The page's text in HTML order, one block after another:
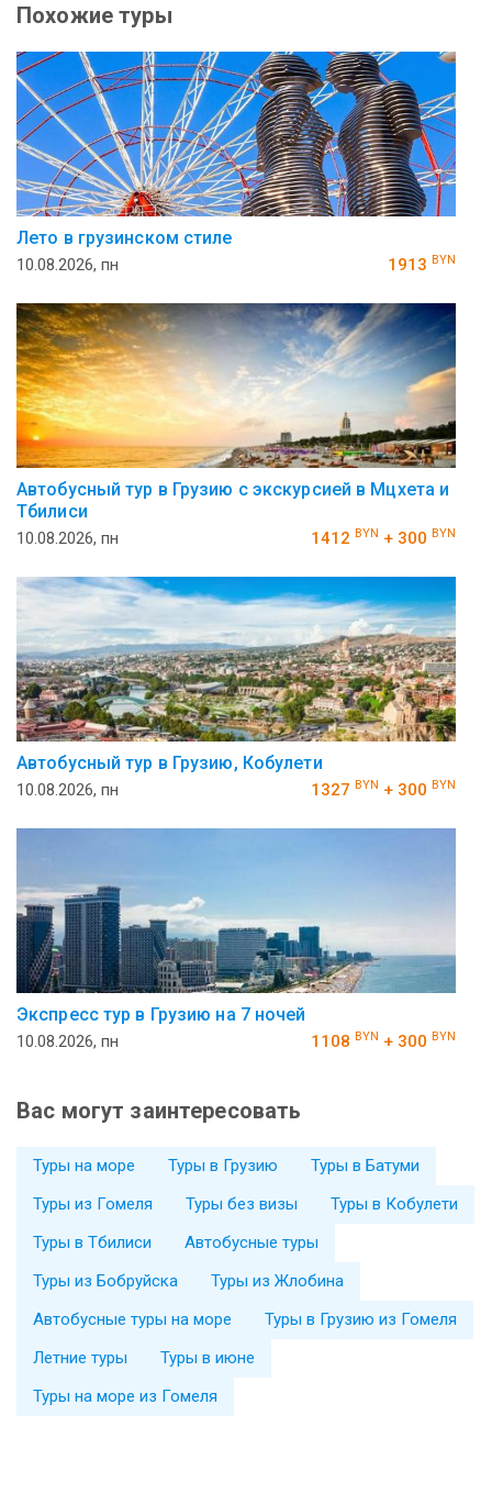
Похожие туры
Лето в грузинском стиле
10.08.2026, пн 1913 BYN
Автобусный тур в Грузию с экскурсией в Мцхета и
Тбилиси
10.08.2026, пн 1412 BYN + 300 BYN
Автобусный тур в Грузию, Кобулети
10.08.2026, пн 1327 BYN + 300 BYN
Экспресс тур в Грузию на 7 ночей
10.08.2026, пн 1108 BYN + 300 BYN
Вас могут заинтересовать
Туры на море Туры в Грузию
Туры в Батуми
Туры из Гомеля
Туры без визы
Туры в Кобулети
Туры в Тбилиси
Автобусные туры
Туры из Бобруйска
Туры из Жлобина
Автобусные туры на море
Туры в Грузию из Гомеля
Летние туры
Туры в июне
Туры на море из Гомеля